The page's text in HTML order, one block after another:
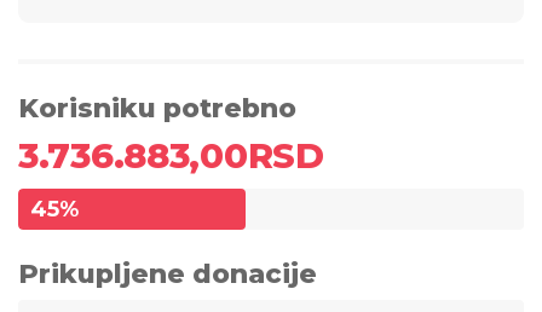
Korisniku potrebno
3.736.883,00RSD
45%
Prikupljene donacije